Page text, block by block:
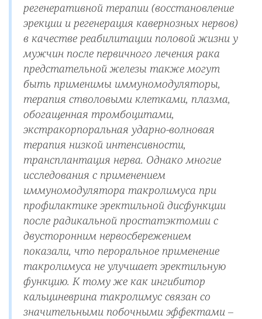
регенеративной терапии (восстановление
эрекции и регенерация кавернозных нервов)
в качестве реабилитации половой жизни у
мужчин после первичного лечения рака
предстательной железы также могут
быть применимы иммуномодуляторы,
терапия стволовыми клетками, плазма,
обогащенная тромбоцитами,
экстракорпоральная ударно-волновая
терапия низкой интенсивности,
трансплантация нерва. Однако многие
исследования с применением
иммуномодулятора такролимуса при
профилактике эректильной дисфункции
после радикальной простатэктомии с
двусторонним нервосбережением
показали, что пероральное применение
такролимуса не улучшает эректильную
функцию. К тому же как ингибитор
кальциневрина такролимус связан со
значительными побочными эффектами –